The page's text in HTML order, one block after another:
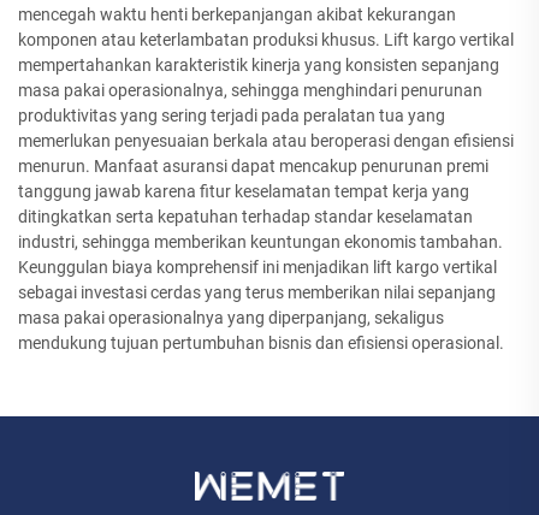
mencegah waktu henti berkepanjangan akibat kekurangan
komponen atau keterlambatan produksi khusus. Lift kargo vertikal
mempertahankan karakteristik kinerja yang konsisten sepanjang
masa pakai operasionalnya, sehingga menghindari penurunan
produktivitas yang sering terjadi pada peralatan tua yang
memerlukan penyesuaian berkala atau beroperasi dengan efisiensi
menurun. Manfaat asuransi dapat mencakup penurunan premi
tanggung jawab karena fitur keselamatan tempat kerja yang
ditingkatkan serta kepatuhan terhadap standar keselamatan
industri, sehingga memberikan keuntungan ekonomis tambahan.
Keunggulan biaya komprehensif ini menjadikan lift kargo vertikal
sebagai investasi cerdas yang terus memberikan nilai sepanjang
masa pakai operasionalnya yang diperpanjang, sekaligus
mendukung tujuan pertumbuhan bisnis dan efisiensi operasional.